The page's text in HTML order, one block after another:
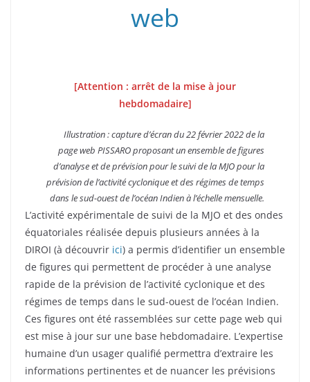
web
[Attention : arrêt de la mise à jour
hebdomadaire]
Illustration : capture d’écran du 22 février 2022 de la
page web PISSARO proposant un ensemble de figures
d’analyse et de prévision pour le suivi de la MJO pour la
prévision de l’activité cyclonique et des régimes de temps
dans le sud-ouest de l’océan Indien à l’échelle mensuelle.
L’activité expérimentale de suivi de la MJO et des ondes
équatoriales réalisée depuis plusieurs années à la
DIROI (à découvrir ici) a permis d’identifier un ensemble
de figures qui permettent de procéder à une analyse
rapide de la prévision de l’activité cyclonique et des
régimes de temps dans le sud-ouest de l’océan Indien.
Ces figures ont été rassemblées sur cette page web qui
est mise à jour sur une base hebdomadaire. L’expertise
humaine d’un usager qualifié permettra d’extraire les
informations pertinentes et de nuancer les prévisions